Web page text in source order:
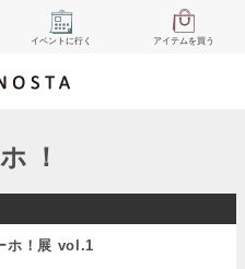
イベント に行く アイテムを買う
！
ホ！展 vol.1